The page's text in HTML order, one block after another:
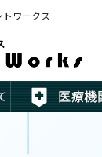
ワークス